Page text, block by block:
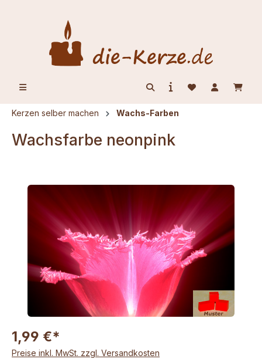
Kerzen selber machen Wachs-Farben
Wachsfarbe neonpink
Bildergalerie überspringen
1,99 €*
Preise inkl. MwSt. zzgl. Versandkosten